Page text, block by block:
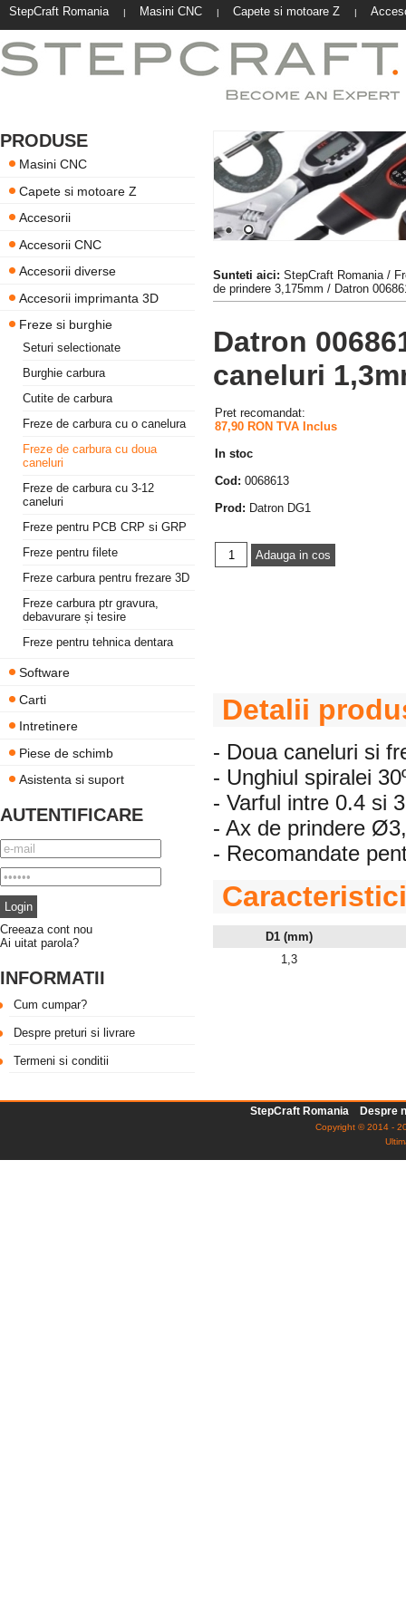
StepCraft Romania | Masini CNC | Capete si motoare Z |
PRODUSE
Masini CNC
Capete si motoare Z
Accesorii
Accesorii CNC
Accesorii diverse
Accesorii imprimanta 3D
Freze si burghie
Seturi selectionate
Burghie carbura
Cutite de carbura
Freze de carbura cu o canelura
Freze de carbura cu doua
caneluri
Freze de carbura cu 3-12
caneluri
Freze pentru PCB CRP si GRP
Freze pentru filete
Freze carbura pentru frezare 3D
Freze carbura ptr gravura,
debavurare și tesire
Freze pentru tehnica dentara
Software
Carti
Intretinere
Piese de schimb
Asistenta si suport
AUTENTIFICARE
Creeaza cont nou
Ai uitat parola?
INFORMATII
Cum cumpar?
Despre preturi si livrare
Termeni si conditii
Sunteti aici: StepCraft Romania/
de prindere 3,175mm / Datron
Datron
caneluri
Pret recomandat:
87,90 RON TVA Inclus
In stoc
Cod: 0068613
Prod: Datron DG1
Detalii
- Doua caneluri si
- Unghiul spiralei
- Varful intre 0.4 si
- Ax de prindere
- Recomandate
D1 (mm)
1,3
StepCraft Romania Despre
Copyright © 2014 -